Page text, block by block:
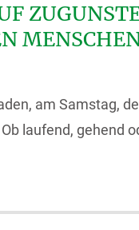
am Samstag,
laufend, gehend